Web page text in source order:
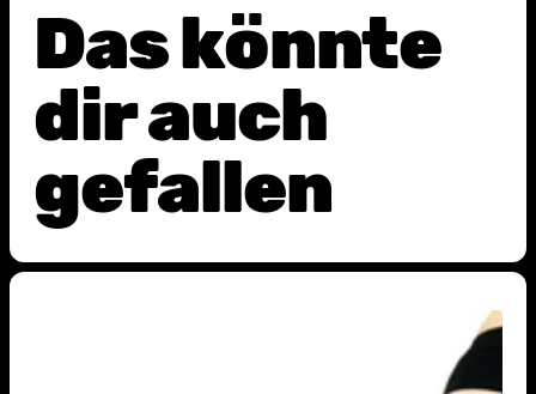
Das könnte
dir auch
gefallen